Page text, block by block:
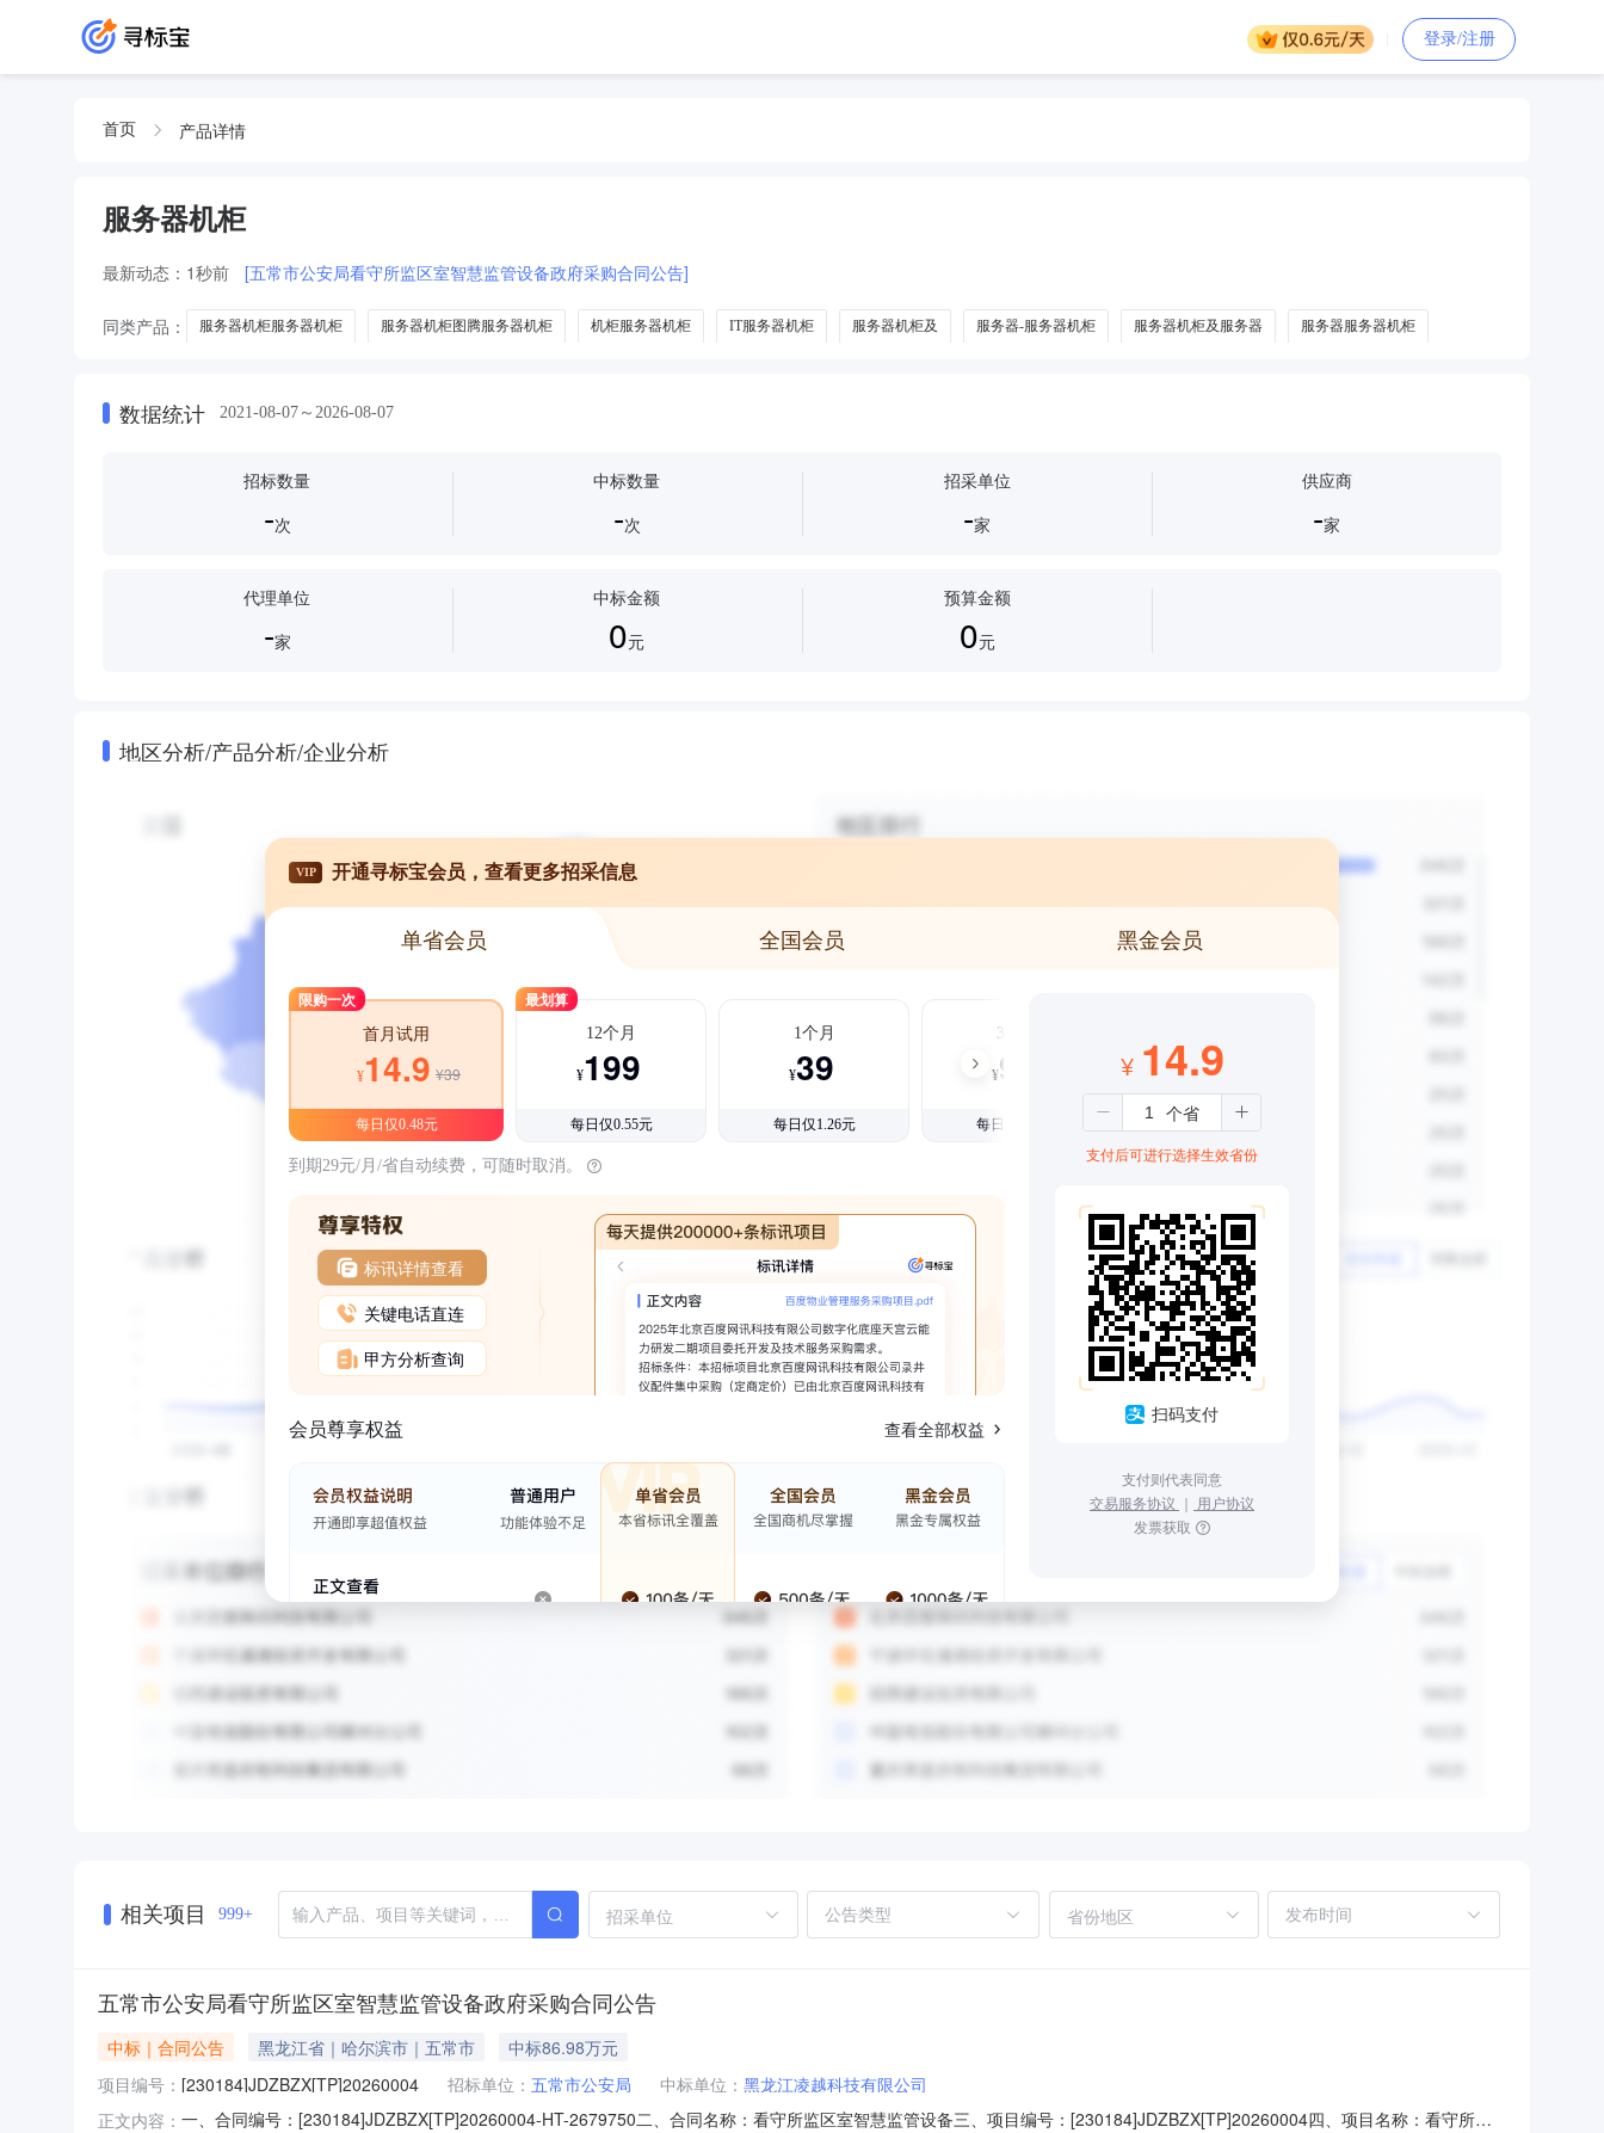
登录/注册
首页 产品详情
服务器机柜
最新动态： 1秒前 [五常市公安局看守所监区室智慧监管设备政府采购合同公告]
同类产品： 服务器机柜服务器机柜 服务器机柜图腾服务器机柜 机柜服务器机柜 IT服务器机柜 服务器机柜及 服务器-服务器机柜 服务器机柜及服务器 服务器服务器机柜
数据统计 2021-08-07～2026-08-07
招标数量
-次
中标数量
-次
招采单位
-家
供应商
-家
代理单位
-家
中标金额
0元
预算金额
0元
地区分析/产品分析/企业分析
VIP 开通寻标宝会员，查看更多招采信息
单省会员 全国会员 黑金会员
限购一次
首月试用
¥14.9 ¥39
每日仅0.48元
最划算
12个月
¥199
每日仅0.55元
1个月
¥39
每日仅1.26元
3个月
¥99
每日仅1.08元
到期29元/月/省自动续费，可随时取消。
标讯详情查看
关键电话直连
甲方分析查询
会员尊享权益 查看全部权益
¥ 14.9
支付后可进行选择生效省份
扫码支付
支付则代表同意
交易服务协议 ｜ 用户协议
发票获取
相关项目 999+ 招采单位 省份地区
五常市公安局看守所监区室智慧监管设备政府采购合同公告
中标｜合同公告 黑龙江省｜哈尔滨市｜五常市
中标86.98万元
项目编号： [230184]JDZBZX[TP]20260004 招标单位： 五常市公安局 中标单位： 黑龙江凌越科技有限公司
正文内容： 一、合同编号：[230184]JDZBZX[TP]20260004-HT-2679750二、合同名称：看守所监区室智慧监管设备三、项目编号：[230184]JDZBZX[TP]20260004四、项目名称：看守所监